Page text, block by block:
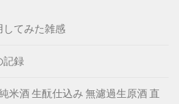
してみた雑感
記録
米酒 生酛仕込み 無濾過生原酒 直